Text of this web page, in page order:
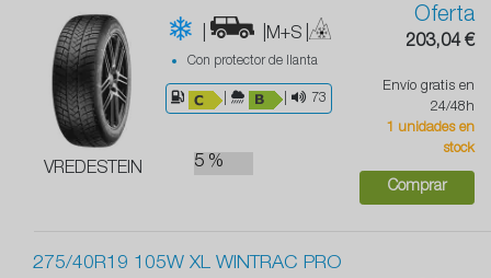
VREDESTEIN
| |M+S |
Con protector de llanta
73
5 %
Oferta
203,04 €
Envío gratis en
24/48h
1 unidades en
stock
Comprar
275/40R19 105W XL WINTRAC PRO